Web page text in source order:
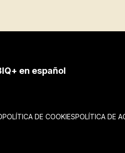
en español
POLÍTICA DE COOKIESPOLÍTICA DE